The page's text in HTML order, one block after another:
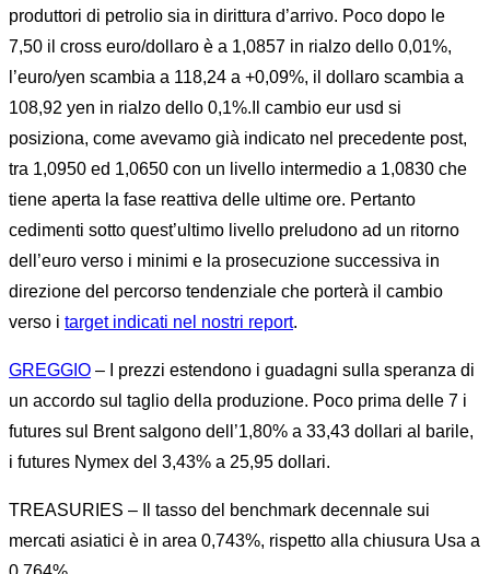
produttori di petrolio sia in dirittura d’arrivo. Poco dopo le
7,50 il cross euro/dollaro è a 1,0857 in rialzo dello 0,01%,
l’euro/yen scambia a 118,24 a +0,09%, il dollaro scambia a
108,92 yen in rialzo dello 0,1%.Il cambio eur usd si
posiziona, come avevamo già indicato nel precedente post,
tra 1,0950 ed 1,0650 con un livello intermedio a 1,0830 che
tiene aperta la fase reattiva delle ultime ore. Pertanto
cedimenti sotto quest’ultimo livello preludono ad un ritorno
dell’euro verso i minimi e la prosecuzione successiva in
direzione del percorso tendenziale che porterà il cambio
verso i target indicati nel nostri report.
GREGGIO – I prezzi estendono i guadagni sulla speranza di
un accordo sul taglio della produzione. Poco prima delle 7 i
futures sul Brent salgono dell’1,80% a 33,43 dollari al barile,
i futures Nymex del 3,43% a 25,95 dollari.
TREASURIES – Il tasso del benchmark decennale sui
mercati asiatici è in area 0,743%, rispetto alla chiusura Usa a